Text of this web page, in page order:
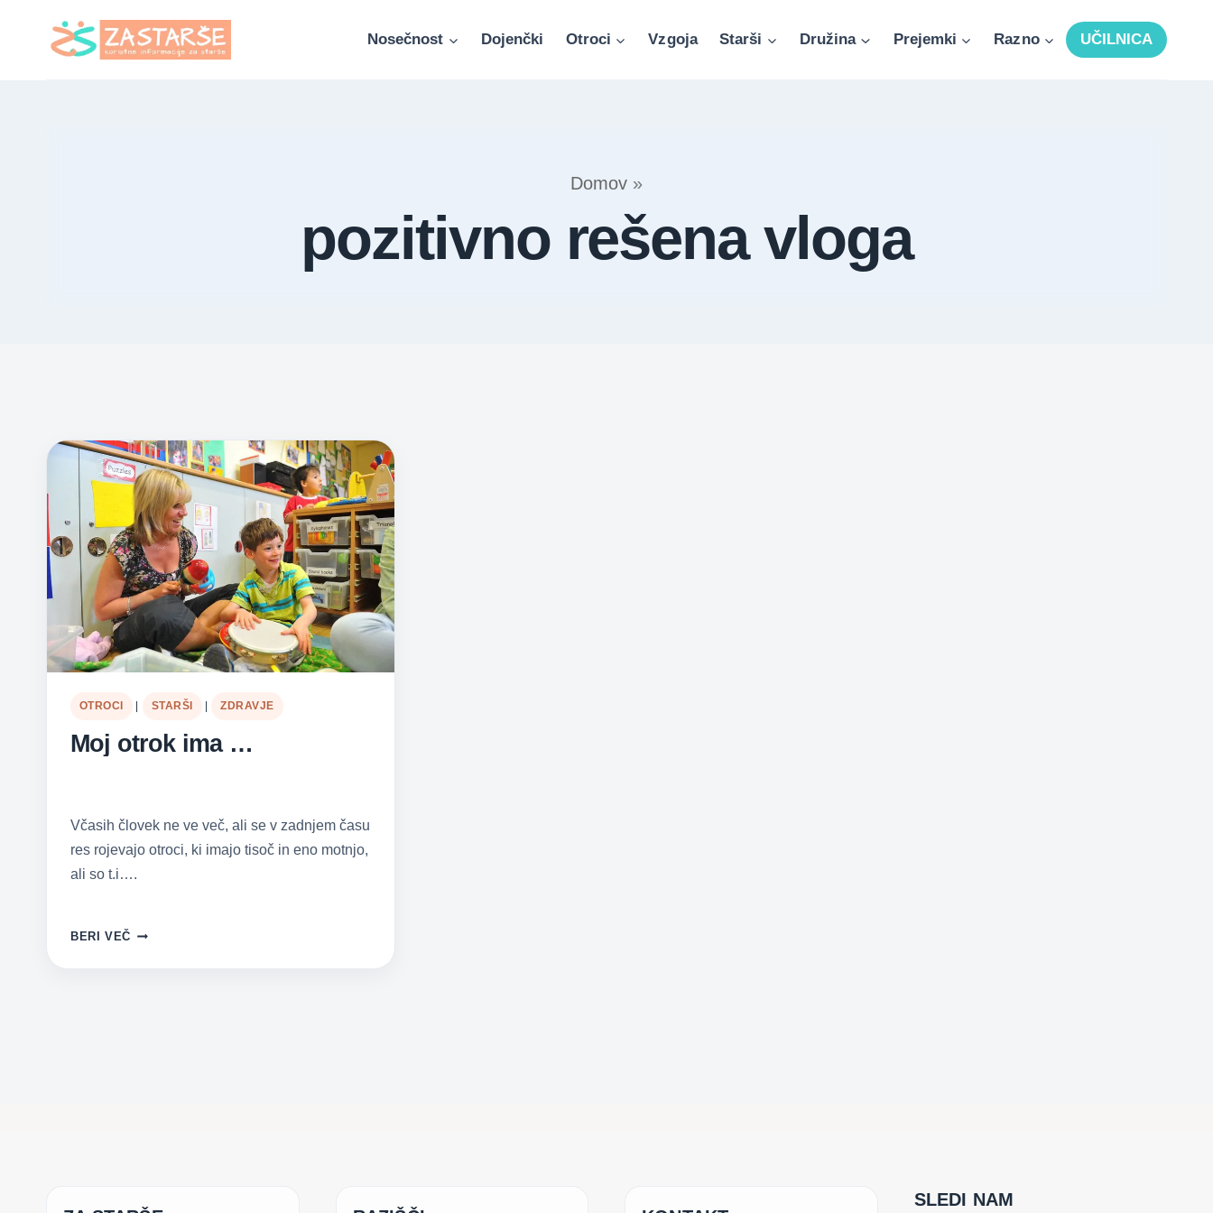
Nosečnost Dojenčki Otroci Vzgoja Starši Družina Prejemki Razno UČILNICA
Domov »
pozitivno rešena vloga
OTROCI | STARŠI | ZDRAVJE
Moj otrok ima …
Včasih človek ne ve več, ali se v zadnjem času
res rojevajo otroci, ki imajo tisoč in eno motnjo,
ali so t.i….
BERI VEČ MOJ
IMA
SLEDI NAM